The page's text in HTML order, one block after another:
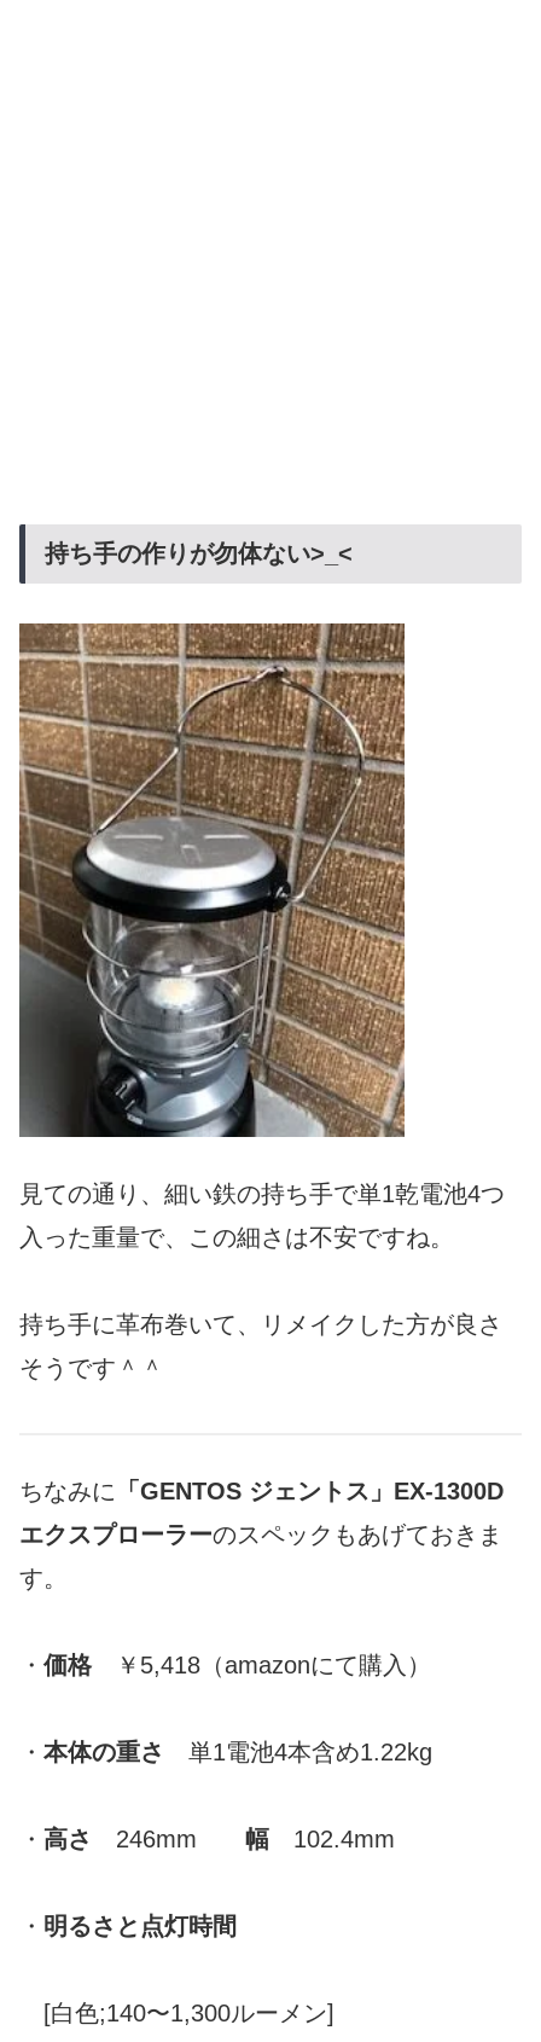
持ち手の作りが勿体ない>_<
見ての通り、細い鉄の持ち手で単1乾電池4つ
入った重量で、この細さは不安ですね。
持ち手に革布巻いて、リメイクした方が良さ
そうです＾＾
ちなみに 「GENTOS ジェントス」EX-1300D
エクスプローラーのスペックもあげておきま
す。
・ 価格 ￥5,418（amazonにて購入）
・ 本体の重さ 単1電池4本含め1.22kg
・ 高さ 246mm 幅 102.4mm
・ 明るさと点灯時間
[白色;140〜1,300ルーメン]